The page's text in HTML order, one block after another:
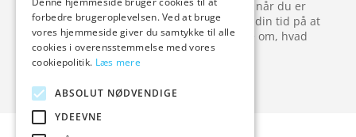
så gå let og ubesværet direkte til kassen, når du er
færdig med at handle, så spilder du ikke din tid på at
vente på fru Hansen, der lige skal spørge om, hvad
hver enkelt ting koster.
Forside
forbedre brugeroplevelsen. Ved at bruge
vores hjemmeside giver du samtykke til alle
cookies i overensstemmelse med vores
cookiepolitik. Læs mere
ABSOLUT NØDVENDIGE
YDEEVNE